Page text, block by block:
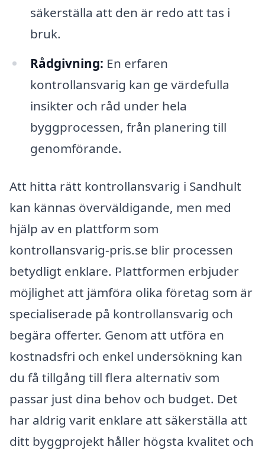
säkerställa att den är redo att tas i
bruk.
Rådgivning: En erfaren
kontrollansvarig kan ge värdefulla
insikter och råd under hela
byggprocessen, från planering till
genomförande.
Att hitta rätt kontrollansvarig i Sandhult
kan kännas överväldigande, men med
hjälp av en plattform som
kontrollansvarig-pris.se blir processen
betydligt enklare. Plattformen erbjuder
möjlighet att jämföra olika företag som är
specialiserade på kontrollansvarig och
begära offerter. Genom att utföra en
kostnadsfri och enkel undersökning kan
du få tillgång till flera alternativ som
passar just dina behov och budget. Det
har aldrig varit enklare att säkerställa att
ditt byggprojekt håller högsta kvalitet och